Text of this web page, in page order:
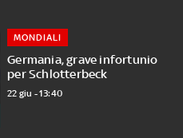
Germania, grave infortunio
per Schlotterbeck
MONDIALI
22 giu - 13:40